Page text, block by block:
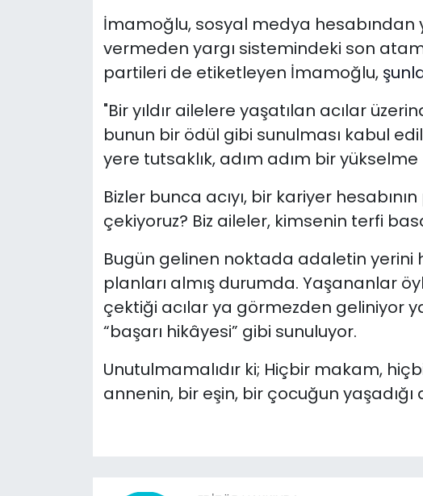
İmamoğlu, sosyal medya hesabından
vermeden yargı sistemindeki son
partileri de etiketleyen İmamoğlu,
"Bir yıldır ailelere yaşatılan acılar
bunun bir ödül gibi sunulması kabul
yere tutsaklık, adım adım bir
Bizler bunca acıyı, bir kariyer
çekiyoruz? Biz aileler, kimsenin terfi
Bugün gelinen noktada adaletin yerini
planları almış durumda. Yaşananlar
çektiği acılar ya görmezden geliniyor
“başarı hikâyesi” gibi sunuluyor.
Unutulmamalıdır ki; Hiçbir makam,
annenin, bir eşin, bir çocuğun yaşadığı